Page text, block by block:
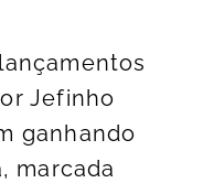
Jefinho
ganhando
marcada